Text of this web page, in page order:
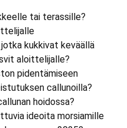
tai terassille?
kukkivat keväällä
aloittelijalle?
pidentämiseen
callunoilla?
hoidossa?
ideoita morsiamille